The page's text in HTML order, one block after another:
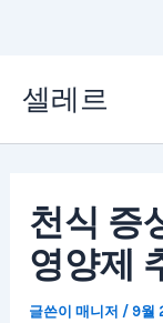
츠
셀레르
천식 증
영양제
글쓴이매니저 / 9월